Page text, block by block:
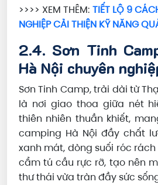
>>>> XEM THÊM: TIẾT LỘ 9
NGHIỆP CẢI THIỆN KỸ NĂNG
2.4. Sơn Tinh
Hà Nội chuyên
Sơn Tinh Camp, trải dài từ
là nơi giao thoa giữa nét
thiên nhiên thuần khiết,
camping Hà Nội đầy chất
xanh mát, dòng suối róc
cẩm tú cầu rực rỡ, tạo nên
thư thái vừa tràn đầy sức